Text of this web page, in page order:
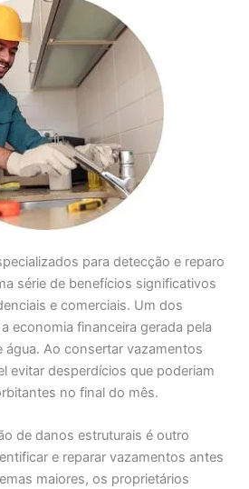
para detecção e reparo
série de benefícios significativos
e comerciais. Um dos
economia financeira gerada pela
água. Ao consertar vazamentos
evitar desperdícios que poderiam
no final do mês.
de danos estruturais é outro
e reparar vazamentos antes
maiores, os proprietários